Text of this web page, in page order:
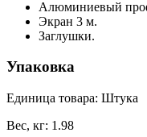
Алюминиевый
Экран 3 м.
Заглушки.
Упаковка
Единица товара: Штука
Вес, кг: 1.98